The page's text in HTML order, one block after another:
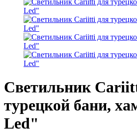
Светильник
турецкой бани,
Led"